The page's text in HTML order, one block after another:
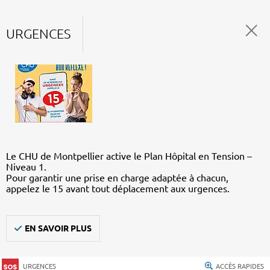
URGENCES
Le CHU de Montpellier active le Plan Hôpital en Tension –
Niveau 1.
Pour garantir une prise en charge adaptée à chacun,
appelez le 15 avant tout déplacement aux urgences.
EN SAVOIR PLUS
URGENCES ACCÈS RAPIDES